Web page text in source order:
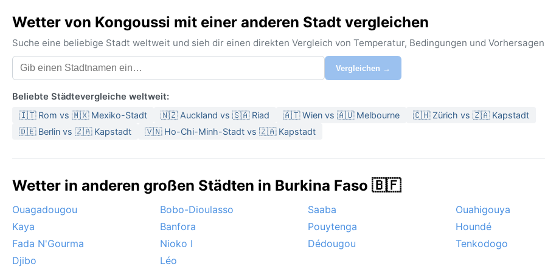
Wetter von Kongoussi mit einer anderen Stadt vergleichen
Suche eine beliebige Stadt weltweit und sieh dir einen direkten Vergleich von Temperatur, Bedingungen und
Vergleichen →
Beliebte Städtevergleiche weltweit:
🇮🇹 Rom vs 🇲🇽 Mexiko-Stadt 🇳🇿 Auckland vs 🇸🇦 Riad 🇦🇹 Wien vs 🇦🇺 Melbourne
🇨🇭 Zürich vs 🇿🇦 Kapstadt
🇩🇪 Berlin vs 🇿🇦 Kapstadt
🇻🇳 Ho-Chi-Minh-Stadt vs 🇿🇦 Kapstadt
Wetter in anderen großen Städten in Burkina Faso 🇧🇫
Ouagadougou Bobo-Dioulasso Saaba
Ouahigouya
Kaya
Banfora Pouytenga
Houndé
Fada N'Gourma
Nioko I Dédougou
Tenkodogo
Djibo
Léo